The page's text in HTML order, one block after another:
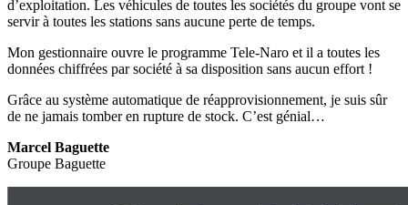
d’exploitation. Les véhicules de toutes les sociétés du groupe vont se
servir à toutes les stations sans aucune perte de temps.
Mon gestionnaire ouvre le programme Tele-Naro et il a toutes les
données chiffrées par société à sa disposition sans aucun effort !
Grâce au système automatique de réapprovisionnement, je suis sûr
de ne jamais tomber en rupture de stock. C’est génial…
Marcel Baguette
Groupe Baguette